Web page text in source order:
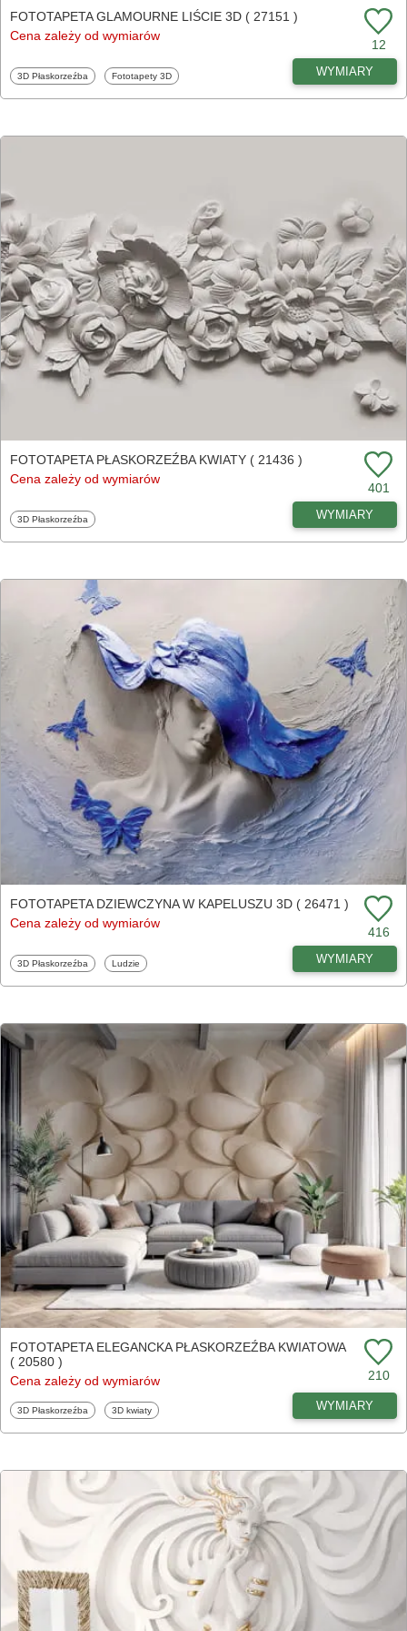
FOTOTAPETA GLAMOURNE LIŚCIE 3D ( 27151 )
Cena zależy od wymiarów
12
Fototapety
3D Płaskorzeźba Fototapety
Fototapety 3D WYMIARY
FOTOTAPETA PŁASKORZEŹBA KWIATY ( 21436 )
Cena zależy od wymiarów
401
Fototapety
3D Płaskorzeźba WYMIARY
FOTOTAPETA DZIEWCZYNA W KAPELUSZU 3D ( 26471 )
Cena zależy od wymiarów
416
Fototapety
3D Płaskorzeźba Fototapety
Ludzie WYMIARY
FOTOTAPETA ELEGANCKA PŁASKORZEŹBA KWIATOWA
( 20580 )
Cena zależy od wymiarów
210
Fototapety
3D Płaskorzeźba Fototapety
3D kwiaty WYMIARY